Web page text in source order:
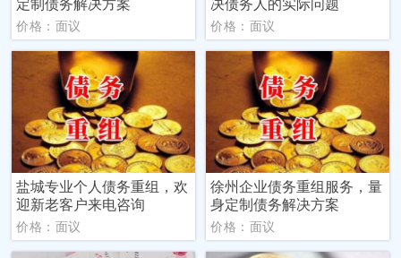
价格：面议 价格：面议
盐城专业个人债务重组，欢
迎新老客户来电咨询
价格：面议
徐州企业债务重组服务，量
身定制债务解决方案
价格：面议